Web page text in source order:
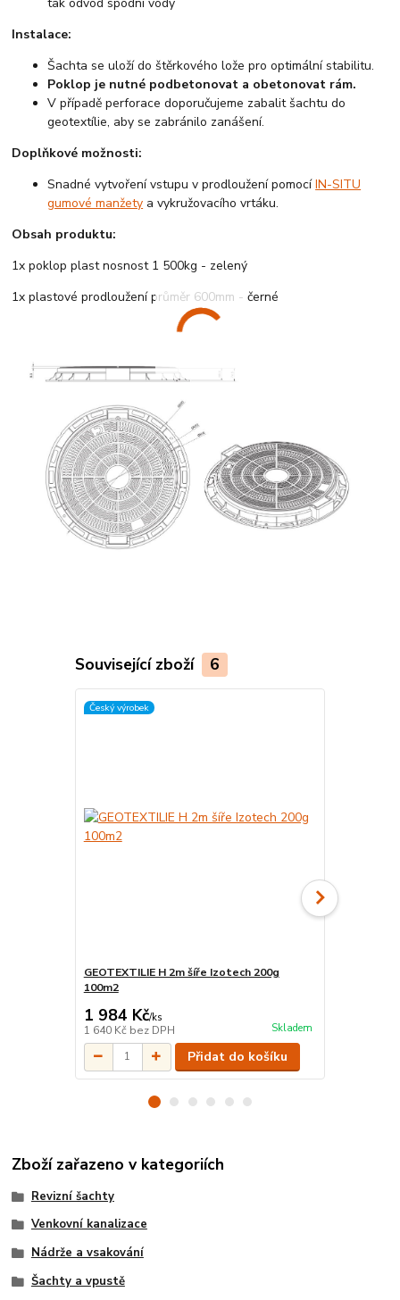
Instalace:
Šachta se uloží do štěrkového lože pro optimální stabilitu.
Poklop je nutné podbetonovat a obetonovat rám.
V případě perforace doporučujeme zabalit šachtu do
geotextílie, aby se zabránilo zanášení.
Doplňkové možnosti:
Snadné vytvoření vstupu v prodloužení pomocíIN-SITU
gumové manžety a vykružovacího vrtáku.
Obsah produktu:
1x poklop plast nosnost 1 500kg - zelený
1x plastové prodloužení průměr 600mm - černé
Související zboží 6
Český výrobek
GEOTEXTILIE H 2m šíře Izotech 200g
100m2
1 984 Kč/ks
1 640 Kč bez DPH Skladem
Přidat do košíku
Zboží zařazeno v kategoriích
Revizní šachty
Venkovní kanalizace
Nádrže a vsakování
Šachty a vpustě